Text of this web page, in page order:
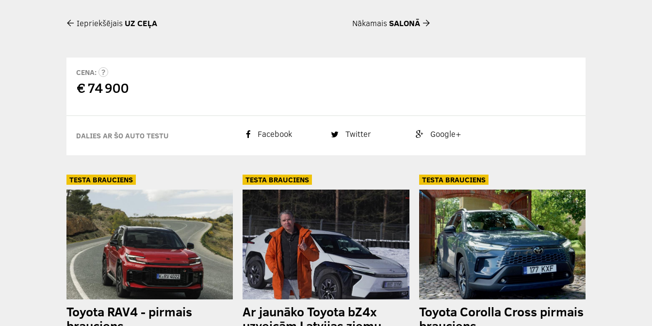
Iepriekšējais UZ CEĻA Nākamais SALONĀ
CENA:
€ 74 900
DALIES AR ŠO AUTO TESTU Facebook Twitter Google+
TESTA BRAUCIENS
Toyota RAV4 - pirmais
TESTA BRAUCIENS
Ar jaunāko Toyota bZ4x
TESTA BRAUCIENS
Toyota Corolla Cross pirmais